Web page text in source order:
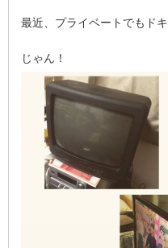
最近、プライベートでもド
じゃん！